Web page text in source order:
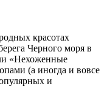
красотах
Черного моря в
«Нехоженные
(а иногда и вовсе
и